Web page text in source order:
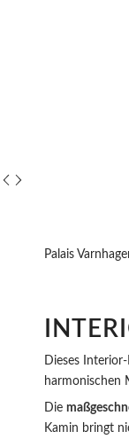
Palais
Dieses
harmonischen
Die
Kamin bringt